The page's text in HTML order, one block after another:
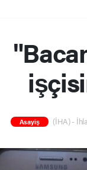
Asayiş (İHA) -